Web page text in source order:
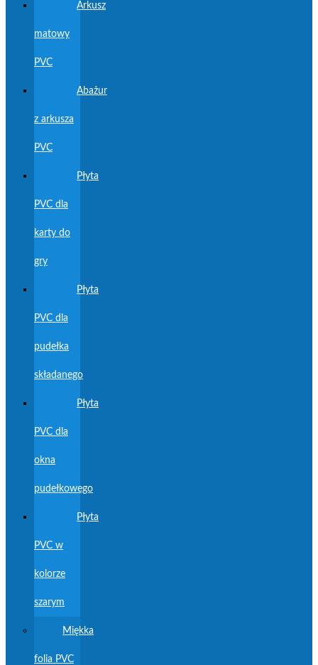
Arkusz
matowy
PVC
Abażur
z arkusza
PVC
Płyta
PVC dla
karty do
gry
Płyta
PVC dla
pudełka
składanego
Płyta
PVC dla
okna
pudełkowego
Płyta
PVC w
kolorze
szarym
Miękka
folia PVC